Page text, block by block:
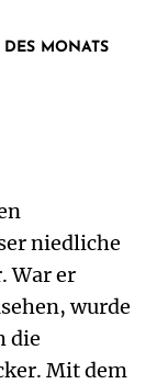
MONATS
niedliche
War er
wurde
die
Mit dem